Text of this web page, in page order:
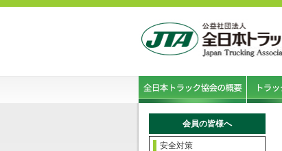
会員の皆様へ
安全対策